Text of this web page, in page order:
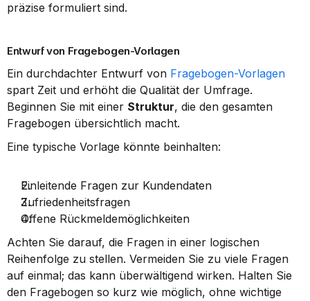
präzise formuliert sind.
Entwurf von Fragebogen-Vorlagen
Ein durchdachter Entwurf von Fragebogen-Vorlagen
spart Zeit und erhöht die Qualität der Umfrage.
Beginnen Sie mit einer Struktur, die den gesamten
Fragebogen übersichtlich macht.
Eine typische Vorlage könnte beinhalten:
Einleitende Fragen zur Kundendaten
Zufriedenheitsfragen
Offene Rückmeldemöglichkeiten
Achten Sie darauf, die Fragen in einer logischen
Reihenfolge zu stellen. Vermeiden Sie zu viele Fragen
auf einmal; das kann überwältigend wirken. Halten Sie
den Fragebogen so kurz wie möglich, ohne wichtige